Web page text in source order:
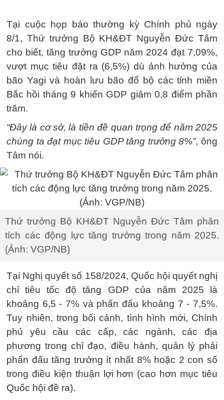
Tại cuộc họp báo thường kỳ Chính phủ ngày
8/1, Thứ trưởng Bộ KH&ĐT Nguyễn Đức Tâm
cho biết, tăng trưởng GDP năm 2024 đạt 7,09%,
vượt mục tiêu đặt ra (6,5%) dù ảnh hưởng của
bão Yagi và hoàn lưu bão đổ bộ các tỉnh miền
Bắc hồi tháng 9 khiến GDP giảm 0,8 điểm phần
trăm.
“Đây là cơ sở, là tiền đề quan trọng để năm 2025
chúng ta đạt mục tiêu GDP tăng trưởng 8%”, ông
Tâm nói.
Thứ trưởng Bộ KH&ĐT Nguyễn Đức Tâm phân
tích các động lực tăng trưởng trong năm 2025.
(Ảnh: VGP/NB)
Tại Nghị quyết số 158/2024, Quốc hội quyết nghị
chỉ tiêu tốc độ tăng GDP của năm 2025 là
khoảng 6,5 - 7% và phấn đấu khoảng 7 - 7,5%.
Tuy nhiên, trong bối cảnh, tình hình mới, Chính
phủ yêu cầu các cấp, các ngành, các địa
phương trong chỉ đạo, điều hành, quản lý phải
phấn đấu tăng trưởng ít nhất 8% hoặc 2 con số
trong điều kiện thuận lợi hơn (cao hơn mục tiêu
Quốc hội đề ra).